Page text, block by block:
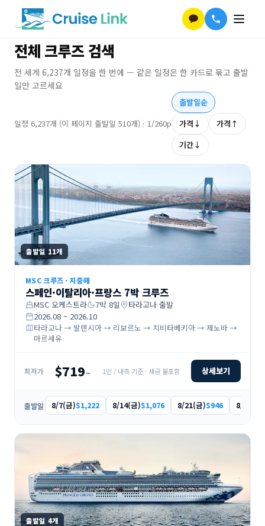
전체 크루즈 검색
전 세계 6,237개 일정을 한 번에 — 같은 일정은 한 카드로 묶고 출발
일만 고르세요
일정 6,237개 (이 페이지 출발일 510개) · 1/260p
출발일순
가격↓
가격↑
기간↓
출발일11개
MSC 크루즈·지중해
스페인·이탈리아·프랑스 7박 크루즈
MSC 오케스트라 7박 8일 타라고나 출발
2026.08 ~ 2026.10
타라고나 → 발렌시아 → 리보르노 → 치비타베키아 → 제노바 →
마르세유
최저가 $719~ 1인 / 내측 기준 · 세금 불포함 상세보기
출발일 8/7(금)$1,222 8/14(금)$1,076 8/21(금)$946 8/28(금)
출발일4개